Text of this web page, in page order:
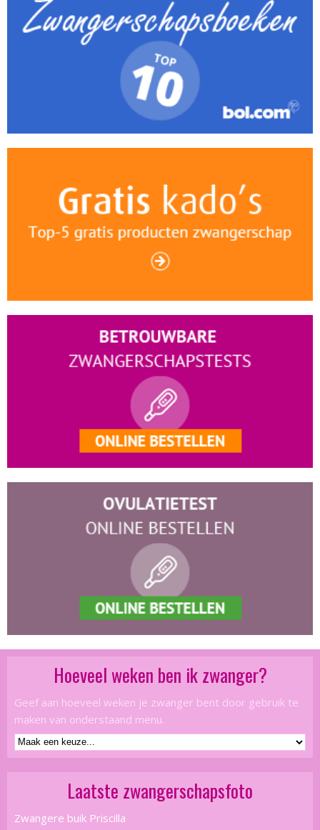
Hoeveel weken ben ik zwanger?
Geef aan hoeveel weken je zwanger bent door gebruik te
maken van onderstaand menu.
Laatste zwangerschapsfoto
Zwangere buik Priscilla